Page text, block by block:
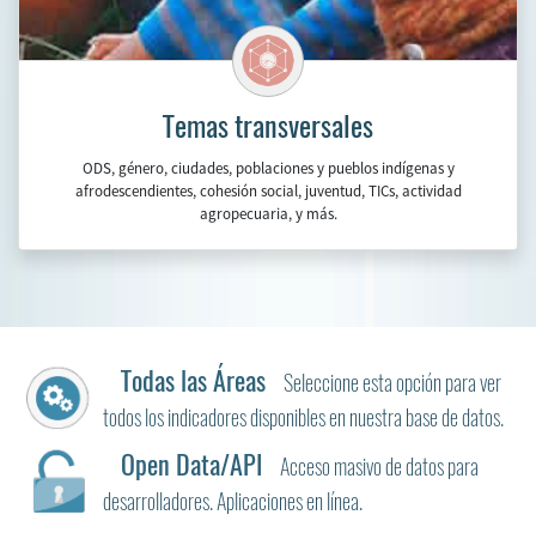
Indicadores más consultados(desde 2025/8)
Adultos mayores que reciben pensiones insuficientes por sexo,
Población de 20 a 24 años con educación secundaria completa,
Población, por condición de tenencia de la vivienda, quintiles ...
Población total, según sexo
•Producto interno bruto (PIB) total anual a precios corrientes
Últimas actualizaciones
• 2026-08-03Indice de precios al por mayor
• 2026-08-03Indice de precios al consumidor resto
Indice de precios al consumidor en no transables
• 2026-08-03Indice de precios al consumidor en transables
• 2026-08-03Indice de precios al consumidor subyacente
• 2026-08-03 Indice de precios al consumidor, alimentos y